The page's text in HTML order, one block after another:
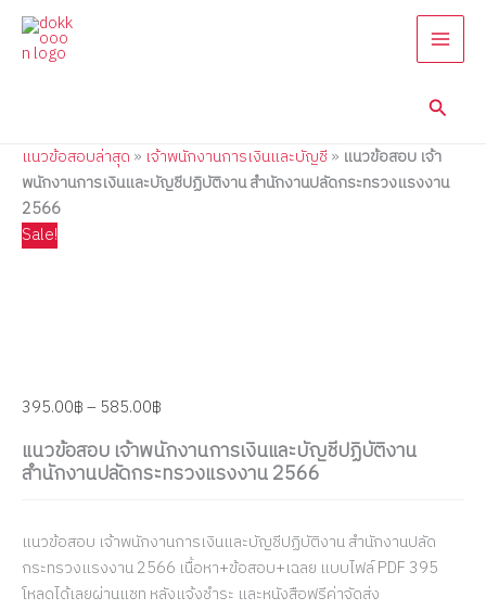
Skip
content
แนวข้อสอบล่าสุด » เจ้าพนักงานการเงินและบัญชี » แนวข้อสอบ เจ้า
พนักงานการเงินและบัญชีปฏิบัติงาน สำนักงานปลัดกระทรวงแรงงาน
2566
Sale!
395.00฿– 585.00฿
แนวข้อสอบ เจ้าพนักงานการเงินและบัญชีปฏิบัติงาน
สำนักงานปลัดกระทรวงแรงงาน 2566
แนวข้อสอบ เจ้าพนักงานการเงินและบัญชีปฏิบัติงาน สำนักงานปลัด
กระทรวงแรงงาน 2566 เนื้อหา+ข้อสอบ+เฉลย แบบไฟล์ PDF 395
โหลดได้เลยผ่านแชท หลังแจ้งชำระ และหนังสือฟรีค่าจัดส่ง
ข้อสอบ
เจ้า
บัญชี
ปฏิบัติ
งาน
สำนักงาน
ปลัด